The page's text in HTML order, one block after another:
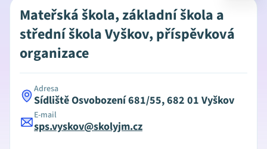
Mateřská škola, základní škola a
střední škola Vyškov, příspěvková
organizace
Adresa
Sídliště Osvobození 681/55, 682 01 Vyškov
E-mail
sps.vyskov@skolyjm.cz